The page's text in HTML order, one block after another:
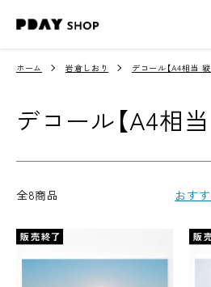
ホーム 岩倉しおり デコール【A4相当 縦
デコール【A4相
全8商品 おす